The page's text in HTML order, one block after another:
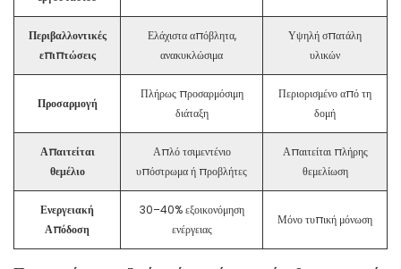
Περιβαλλοντικές
επιπτώσεις
Ελάχιστα απόβλητα,
ανακυκλώσιμα
Υψηλή σπατάλη
υλικών
Προσαρμογή
Πλήρως προσαρμόσιμη
διάταξη
Περιορισμένο από τη
δομή
Απαιτείται
θεμέλιο
Απλό τσιμεντένιο
υπόστρωμα ή προβλήτες
Απαιτείται πλήρης
θεμελίωση
Ενεργειακή
Απόδοση
30–40% εξοικονόμηση
ενέργειας
Μόνο τυπική μόνωση